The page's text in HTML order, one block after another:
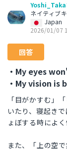
Yoshi_Taka
ネイティブ
Japan
2026/01/07
回答
・My eyes
・My vision is
「目がかすむ」
いたり、寝起き
ょぼする時によく
また、「上の空